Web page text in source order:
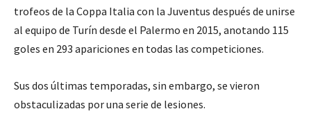
trofeos de la Coppa Italia con la Juventus después de unirse
al equipo de Turín desde el Palermo en 2015, anotando 115
goles en 293 apariciones en todas las competiciones.
Sus dos últimas temporadas, sin embargo, se vieron
obstaculizadas por una serie de lesiones.